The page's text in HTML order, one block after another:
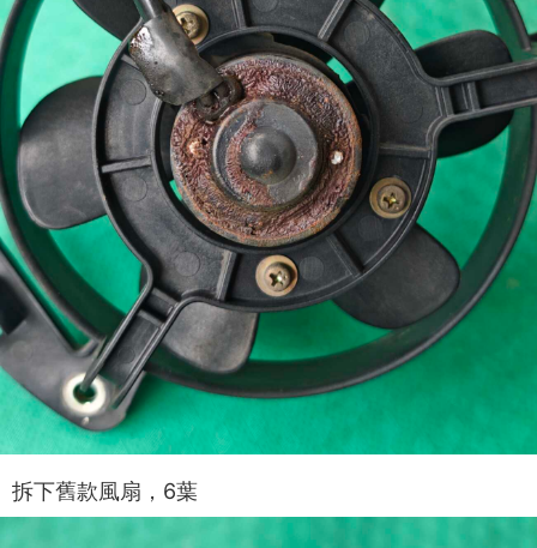
拆下舊款風扇，6葉